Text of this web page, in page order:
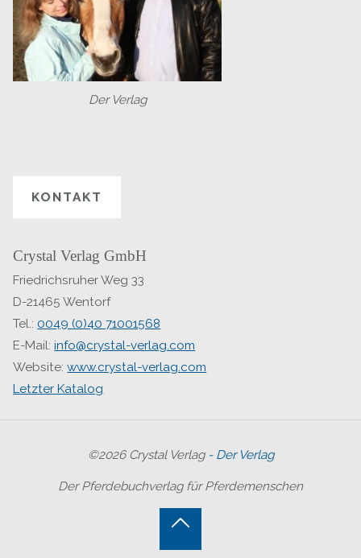
Der Verlag
KONTAKT
Crystal Verlag GmbH
Friedrichsruher Weg 33
D-21465 Wentorf
Tel.: 0049 (0)40 71001568
E-Mail:info@crystal-verlag.com
Website:www.crystal-verlag.com
Letzter Katalog
©2026 Crystal Verlag - Der Verlag
Der Pferdebuchverlag für Pferdemenschen
Back